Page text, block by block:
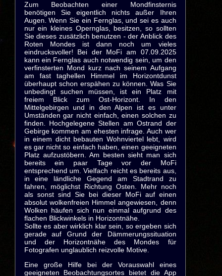
Zum Beobachten einer Mondfinsternis
benötigen Sie eigentlich nichts außer Ihren
Augen. Wenn Sie ein Fernglas, und sei es auch
nur ein kleines Opernglas, besitzen, so sollten
Sie dieses zusätzlich benutzen - der Anblick des
Roten Mondes ist dann noch um vieles
eindrucksvoller! Bei der MoFi am 07.09.2025
kann ein Fernglas auch notwendig sein, um den
verfinsterten Mond kurz nach seinem Aufgang
am fast taghellen Himmel im Horizontdunst
überhaupt schon erspähen zu können. Was Sie
unbedingt suchen müssen, ist ein Platz mit
freiem Blick zum Ost-Horizont. In den
Mittelgebirgen und in den Alpen ist es unter
Umständen gar nicht einfach, einen solchen zu
finden. Hochgelegene Stellen am Ostrand der
Gebirge kommen am ehesten infrage. Auch wer
in einem dicht bebauten Wohnviertel lebt, wird
es gar nicht so einfach haben, einen geeigneten
Platz aufzustöbern. Am besten sieht man sich
bereits ein paar Tage vor der MoFi
entsprechend um. Vielfach reicht es bereits aus,
in eine ländliche Gegend am Stadtrand zu
fahren, möglichst Richtung Osten. Mehr noch
als sonst sind Sie bei dieser MoFi auf einen
absolut wolkenfreien Himmel angewiesen, denn
Wolken häufen sich nun einmal aufgrund des
flachen Blickwinkels in Horizontnähe.
Sollte es aber wirklich klar sein, so ergeben sich
gerade auf Grund der Dämmerungssituation
und der Horizontnähe des Mondes für
Fotografen unglaublich reizvolle Motive.
Eine große Hilfe bei der Vorauswahl eines
geeigneten Beobachtungsortes bietet die App